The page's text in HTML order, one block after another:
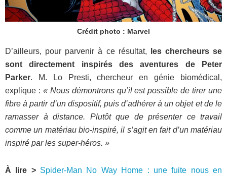
Crédit photo : Marvel
D’ailleurs, pour parvenir à ce résultat, les chercheurs se
sont directement inspirés des aventures de Peter
Parker. M. Lo Presti, chercheur en génie biomédical,
explique : « Nous démontrons qu’il est possible de tirer une
fibre à partir d’un dispositif, puis d’adhérer à un objet et de le
ramasser à distance. Plutôt que de présenter ce travail
comme un matériau bio-inspiré, il s’agit en fait d’un matériau
inspiré par les super-héros. »
À lire > Spider-Man No Way Home : une fuite nous en